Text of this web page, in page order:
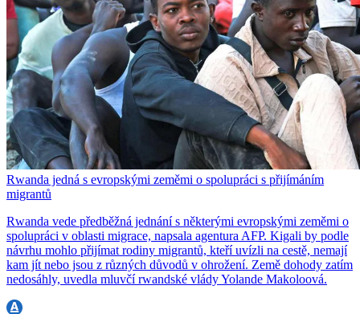
Rwanda jedná s evropskými zeměmi o spolupráci s přijímáním
migrantů
Rwanda vede předběžná jednání s některými evropskými zeměmi o
spolupráci v oblasti migrace, napsala agentura AFP. Kigali by podle
návrhu mohlo přijímat rodiny migrantů, kteří uvízli na cestě, nemají
kam jít nebo jsou z různých důvodů v ohrožení. Země dohody zatím
nedosáhly, uvedla mluvčí rwandské vlády Yolande Makoloová.